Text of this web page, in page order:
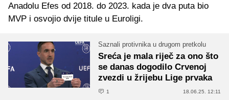
Anadolu Efes od 2018. do 2023. kada je dva puta bio
MVP i osvojio dvije titule u Euroligi.
Saznali protivnika u drugom pretkolu
Sreća je mala riječ za ono što
se danas dogodilo Crvenoj
zvezdi u žrijebu Lige prvaka
1 18.06.25. 12:11